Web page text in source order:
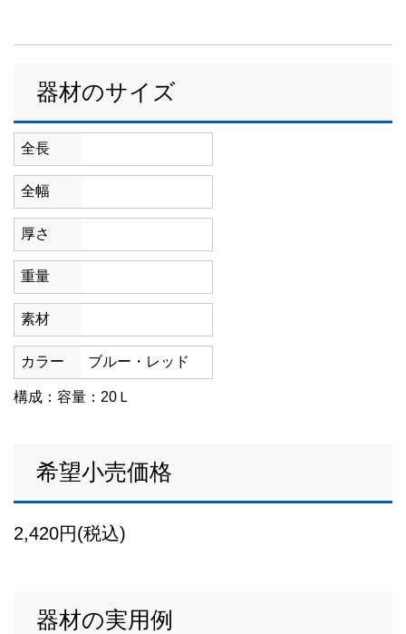
器材のサイズ
全長
全幅
厚さ
重量
素材
カラー ブルー・レッド
構成：容量：20Ｌ
希望小売価格
2,420円(税込)
器材の実用例